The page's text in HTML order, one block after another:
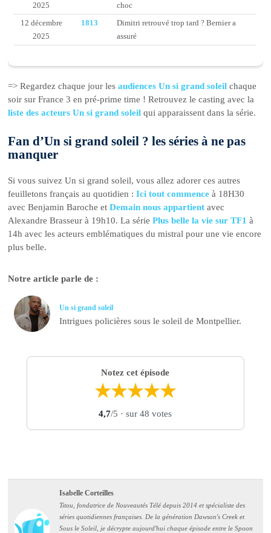
2025
choc
12 décembre
2025
1813
Dimitri retrouvé trop tard ? Bernier a
assuré
=> Regardez chaque jour lesaudiences Un si grand soleil chaque
soir sur France 3 en pré-prime time ! Retrouvez le casting avec la
liste des acteurs Un si grand soleil qui apparaissent dans la série.
Fan d’Un si grand soleil ? les séries à ne pas
manquer
Si vous suivez Un si grand soleil, vous allez adorer ces autres
feuilletons français au quotidien :Ici tout commence à 18H30
avec Benjamin Baroche etDemain nous appartient avec
Alexandre Brasseur à 19h10. La sériePlus belle la vie sur TF1 à
14h avec les acteurs emblématiques du mistral pour une vie encore
plus belle.
Notre article parle de :
Un si grand soleil
Intrigues policières sous le soleil de Montpellier.
Notez cet épisode
★★★★★
4,7/5 · sur 48 votes
Isabelle Corteilles
Titou, fondatrice de Nouveautés Télé depuis 2014 et spécialiste des
séries quotidiennes françaises. De la génération Dawson's Creek et
Sous le Soleil, je décrypte aujourd'hui chaque épisode entre le Spoon